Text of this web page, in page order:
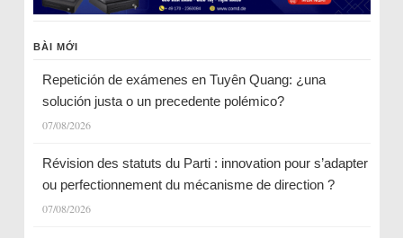
BÀI MỚI
Repetición de exámenes en Tuyên Quang: ¿una
solución justa o un precedente polémico?
07/08/2026
Révision des statuts du Parti : innovation pour s’adapter
ou perfectionnement du mécanisme de direction ?
07/08/2026